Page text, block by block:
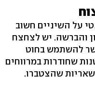
על השיניים חשוב
והברשה. יש לצחצח
להשתמש בחוט
שחודרות במרווחים
שאריות שהצטברו.